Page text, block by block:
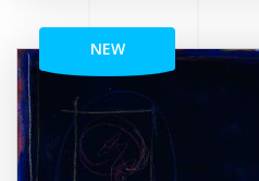
NEW